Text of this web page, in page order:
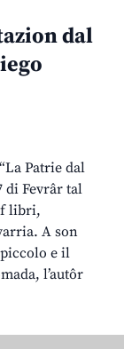
dal
Patrie dal
di Fevrâr tal
libri,
A son
e il
l’autôr